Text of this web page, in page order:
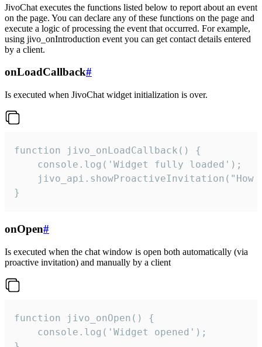
JivoChat executes the functions listed below to report about an event
on the page. You can declare any of these functions on the page and
execute a logic of processing the event that occurred. For example,
using jivo_onIntroduction event you can get contact details entered
by a client.
onLoadCallback#
Is executed when JivoChat widget initialization is over.
function jivo_onLoadCallback() {
    console.log('Widget fully loaded');
jivo_api.showProactiveInvitation("How
}
onOpen#
Is executed when the chat window is open both automatically (via
proactive invitation) and manually by a client
function jivo_onOpen() {
    console.log('Widget opened');